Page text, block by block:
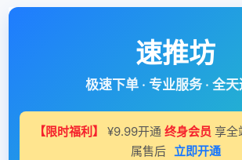
速推坊
极速下单 · 专业服务 · 全